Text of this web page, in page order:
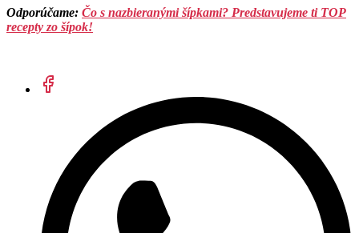
Odporúčame: Čo s nazbieranými šípkami? Predstavujeme ti TOP
recepty zo šípok!